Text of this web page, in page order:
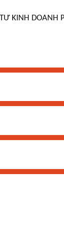
KINH DOANH